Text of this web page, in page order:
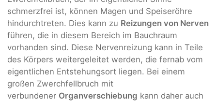
schmerzfrei ist, können Magen und Speiseröhre
hindurchtreten. Dies kann zu Reizungen von Nerven
führen, die in diesem Bereich im Bauchraum
vorhanden sind. Diese Nervenreizung kann in Teile
des Körpers weitergeleitet werden, die fernab vom
eigentlichen Entstehungsort liegen. Bei einem
großen Zwerchfellbruch mit
verbundener Organverschiebung kann daher auch